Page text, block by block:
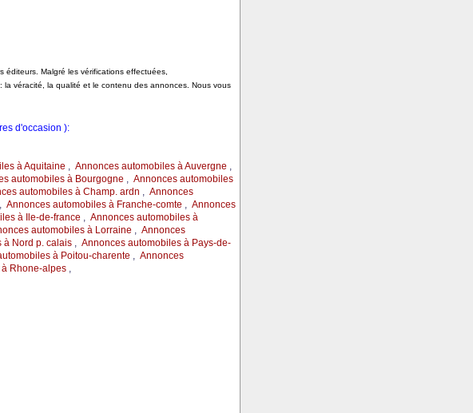
Malgré les vérifications effectuées,
véracité, la qualité et le contenu des annonces. Nous vous
d'occasion ):
à Aquitaine , Annonces automobiles à Auvergne ,
automobiles à Bourgogne , Annonces automobiles
automobiles à Champ. ardn , Annonces
Annonces automobiles à Franche-comte , Annonces
à Ile-de-france , Annonces automobiles à
automobiles à Lorraine , Annonces
à Nord p. calais, Annonces automobiles à Pays-de-
à Poitou-charente , Annonces
Rhone-alpes,